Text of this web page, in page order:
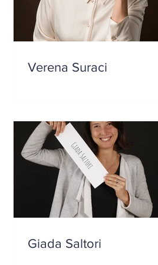
Verena Suraci
Giada Saltori